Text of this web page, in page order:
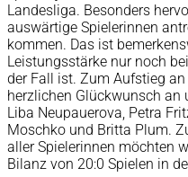
Landesliga. Besonders
auswärtige Spielerinnen
kommen. Das ist
Leistungsstärke nur noch
der Fall ist. Zum Aufstieg
herzlichen Glückwunsch an
Liba Neupauerova, Petra
Moschko und Britta Plum.
aller Spielerinnen möchten
Bilanz von 20:0 Spielen in